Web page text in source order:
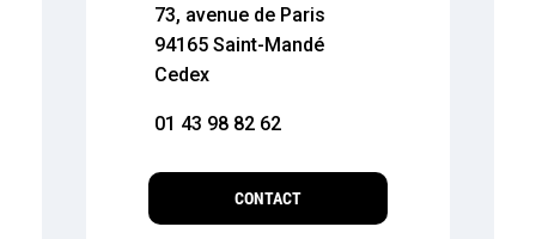
73, avenue de Paris
94165 Saint-Mandé
Cedex
01 43 98 82 62
CONTACT